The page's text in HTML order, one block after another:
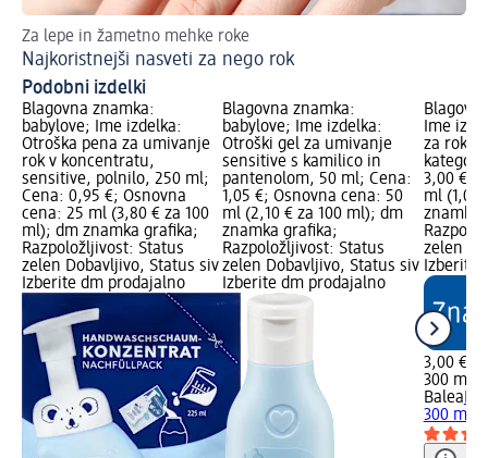
Za lepe in žametno mehke roke
Najkoristnejši nasveti za nego rok
Podobni izdelki
Blagovna znamka:
babylove; Ime izdelka:
Otroška pena za umivanje
rok v koncentratu,
sensitive, polnilo, 250 ml;
Cena: 0,95 €; Osnovna
cena: 25 ml (3,80 € za 100
ml); dm znamka grafika;
Razpoložljivost: Status
zelen Dobavljivo, Status siv
Izberite dm prodajalno
Blagovna znamka:
babylove; Ime izdelka:
Otroški gel za umivanje
sensitive s kamilico in
pantenolom, 50 ml; Cena:
1,05 €; Osnovna cena: 50
ml (2,10 € za 100 ml); dm
znamka grafika;
Razpoložljivost: Status
zelen Dobavljivo, Status siv
Izberite dm prodajalno
Ime
za roke,
3,00 €;
ml (1,00
znamka
zelen
Izberite
3,00 €
300 ml
Balea
300 ml